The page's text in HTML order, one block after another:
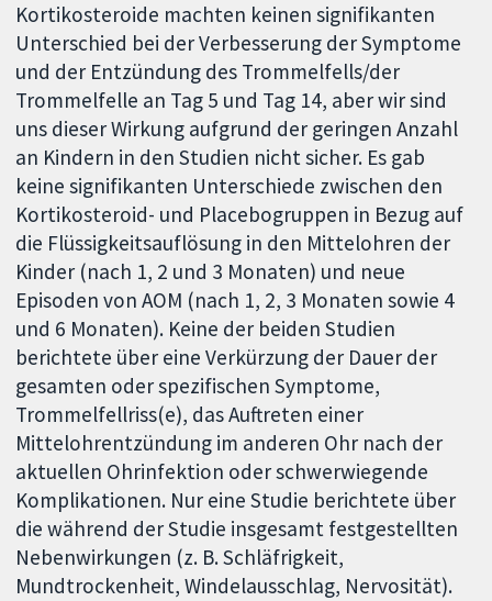
Kortikosteroide machten keinen signifikanten
Unterschied bei der Verbesserung der Symptome
und der Entzündung des Trommelfells/der
Trommelfelle an Tag 5 und Tag 14, aber wir sind
uns dieser Wirkung aufgrund der geringen Anzahl
an Kindern in den Studien nicht sicher. Es gab
keine signifikanten Unterschiede zwischen den
Kortikosteroid- und Placebogruppen in Bezug auf
die Flüssigkeitsauflösung in den Mittelohren der
Kinder (nach 1, 2 und 3 Monaten) und neue
Episoden von AOM (nach 1, 2, 3 Monaten sowie 4
und 6 Monaten). Keine der beiden Studien
berichtete über eine Verkürzung der Dauer der
gesamten oder spezifischen Symptome,
Trommelfellriss(e), das Auftreten einer
Mittelohrentzündung im anderen Ohr nach der
aktuellen Ohrinfektion oder schwerwiegende
Komplikationen. Nur eine Studie berichtete über
die während der Studie insgesamt festgestellten
Nebenwirkungen (z. B. Schläfrigkeit,
Mundtrockenheit, Windelausschlag, Nervosität).